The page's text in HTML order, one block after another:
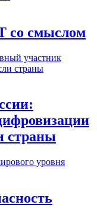
со смыслом
страны